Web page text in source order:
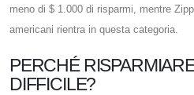
meno di $ 1.000 di risparmi, mentre
americani rientra in questa categoria.
PERCHÉ
DIFFICILE?